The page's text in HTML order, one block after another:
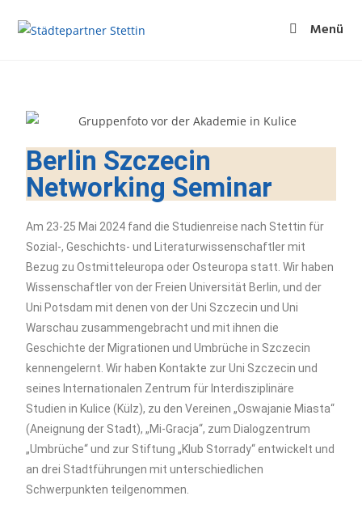
Menü
Berlin Szczecin
Networking Seminar
Am 23-25 Mai 2024 fand die Studienreise nach Stettin für
Sozial-, Geschichts- und Literaturwissenschaftler mit
Bezug zu Ostmitteleuropa oder Osteuropa statt. Wir haben
Wissenschaftler von der Freien Universität Berlin, und der
Uni Potsdam mit denen von der Uni Szczecin und Uni
Warschau zusammengebracht und mit ihnen die
Geschichte der Migrationen und Umbrüche in Szczecin
kennengelernt. Wir haben Kontakte zur Uni Szczecin und
seines Internationalen Zentrum für Interdisziplinäre
Studien in Kulice (Külz), zu den Vereinen „Oswajanie Miasta“
(Aneignung der Stadt), „Mi-Gracja“, zum Dialogzentrum
„Umbrüche“ und zur Stiftung „Klub Storrady“ entwickelt und
an drei Stadtführungen mit unterschiedlichen
Schwerpunkten teilgenommen.